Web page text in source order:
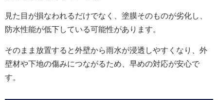
見た目が損なわれるだけでなく、塗膜そのものが劣化し、
防水性能が低下している可能性があります。
そのまま放置すると外壁から雨水が浸透しやすくなり、外
壁材や下地の傷みにつながるため、早めの対応が安心で
す。